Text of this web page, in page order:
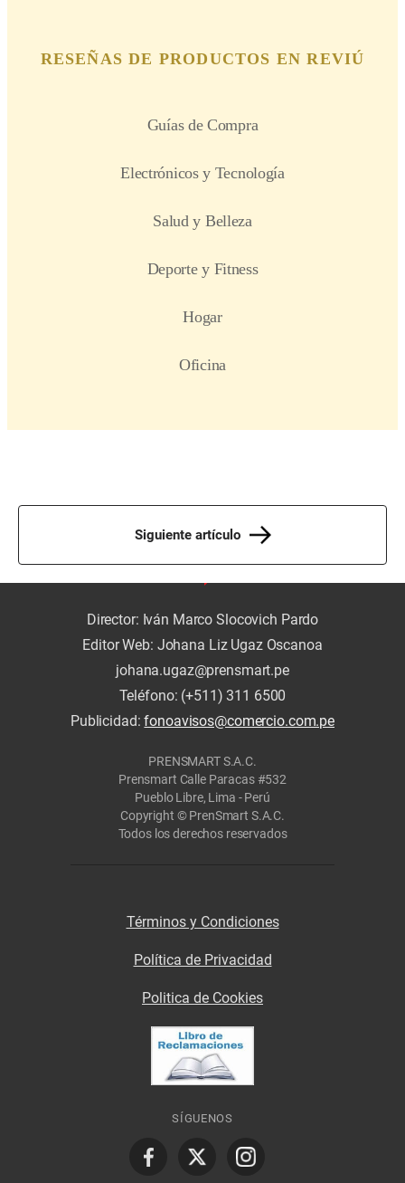
Siguiente artículo
Director: Iván Marco Slocovich Pardo
Editor Web: Johana Liz Ugaz Oscanoa
johana.ugaz@prensmart.pe
Teléfono: (+511) 311 6500
Publicidad:fonoavisos@comercio.com.pe
PRENSMART S.A.C.
Prensmart Calle Paracas #532
Pueblo Libre, Lima - Perú
Copyright © PrenSmart S.A.C.
Todos los derechos reservados
Términos y Condiciones
Política de Privacidad
Politica de Cookies
SÍGUENOS